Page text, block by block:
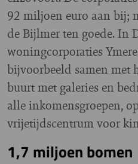
92 miljoen euro aan bij;
de Bijlmer ten goede. In
woningcorporaties
bijvoorbeeld samen met
buurt met galeries en
alle inkomensgroepen,
vrijetijdscentrum voor
1,7 miljoen bomen